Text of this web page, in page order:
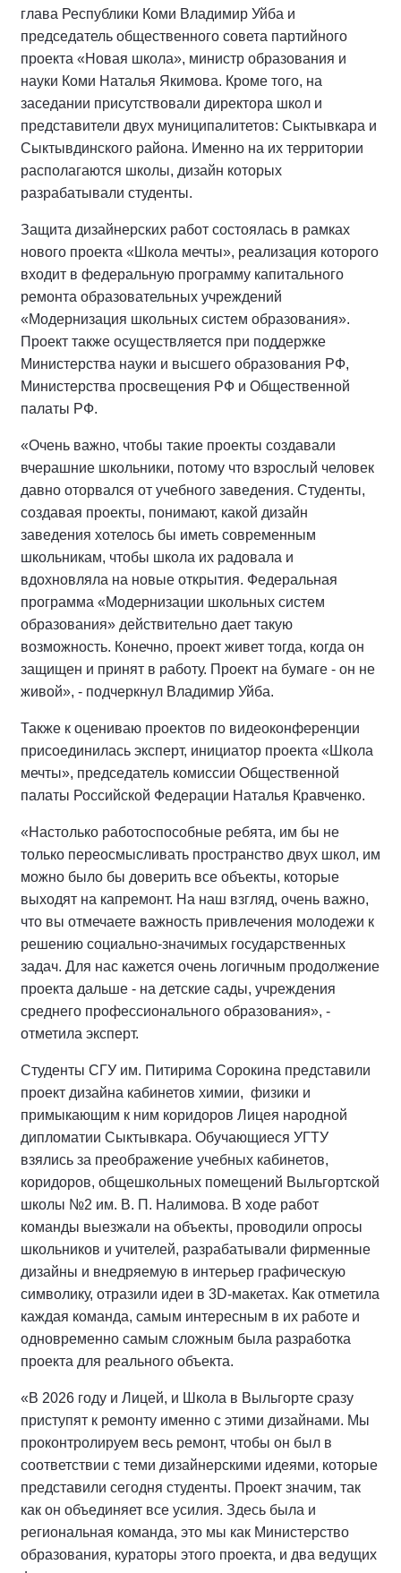
глава Республики Коми Владимир Уйба и
председатель общественного совета партийного
проекта «Новая школа», министр образования и
науки Коми Наталья Якимова. Кроме того, на
заседании присутствовали директора школ и
представители двух муниципалитетов: Сыктывкара и
Сыктывдинского района. Именно на их территории
располагаются школы, дизайн которых
разрабатывали студенты.
Защита дизайнерских работ состоялась в рамках
нового проекта «Школа мечты», реализация которого
входит в федеральную программу капитального
ремонта образовательных учреждений
«Модернизация школьных систем образования».
Проект также осуществляется при поддержке
Министерства науки и высшего образования РФ,
Министерства просвещения РФ и Общественной
палаты РФ.
«Очень важно, чтобы такие проекты создавали
вчерашние школьники, потому что взрослый человек
давно оторвался от учебного заведения. Студенты,
создавая проекты, понимают, какой дизайн
заведения хотелось бы иметь современным
школьникам, чтобы школа их радовала и
вдохновляла на новые открытия. Федеральная
программа «Модернизации школьных систем
образования» действительно дает такую
возможность. Конечно, проект живет тогда, когда он
защищен и принят в работу. Проект на бумаге - он не
живой», - подчеркнул Владимир Уйба.
Также к оцениваю проектов по видеоконференции
присоединилась эксперт, инициатор проекта «Школа
мечты», председатель комиссии Общественной
палаты Российской Федерации Наталья Кравченко.
«Настолько работоспособные ребята, им бы не
только переосмысливать пространство двух школ, им
можно было бы доверить все объекты, которые
выходят на капремонт. На наш взгляд, очень важно,
что вы отмечаете важность привлечения молодежи к
решению социально-значимых государственных
задач. Для нас кажется очень логичным продолжение
проекта дальше - на детские сады, учреждения
среднего профессионального образования», -
отметила эксперт.
Студенты СГУ им. Питирима Сорокина представили
проект дизайна кабинетов химии, физики и
примыкающим к ним коридоров Лицея народной
дипломатии Сыктывкара. Обучающиеся УГТУ
взялись за преображение учебных кабинетов,
коридоров, общешкольных помещений Выльгортской
школы №2 им. В. П. Налимова. В ходе работ
команды выезжали на объекты, проводили опросы
школьников и учителей, разрабатывали фирменные
дизайны и внедряемую в интерьер графическую
символику, отразили идеи в 3D-макетах. Как отметила
каждая команда, самым интересным в их работе и
одновременно самым сложным была разработка
проекта для реального объекта.
«В 2026 году и Лицей, и Школа в Выльгорте сразу
приступят к ремонту именно с этими дизайнами. Мы
проконтролируем весь ремонт, чтобы он был в
соответствии с теми дизайнерскими идеями, которые
представили сегодня студенты. Проект значим, так
как он объединяет все усилия. Здесь была и
региональная команда, это мы как Министерство
образования, кураторы этого проекта, и два ведущих